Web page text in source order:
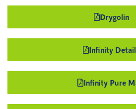
Drygolin
Infinity
Infinity Pure